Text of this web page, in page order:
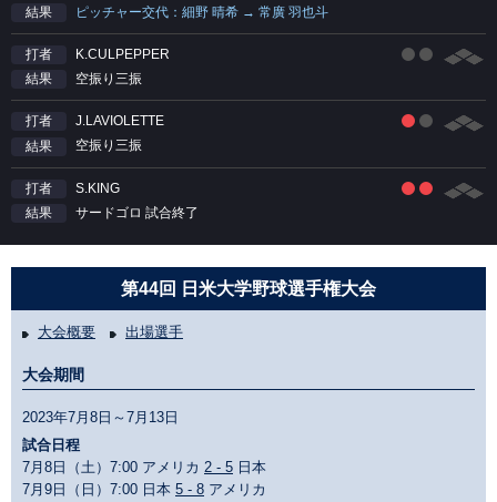
結果
ピッチャー交代：細野 晴希 → 常廣 羽也斗
打者
K.CULPEPPER
結果
空振り三振
打者
J.LAVIOLETTE
結果
空振り三振
打者
S.KING
結果
サードゴロ 試合終了
第44回 日米大学野球選手権大会
大会概要 出場選手
大会期間
2023年7月8日～7月13日
試合日程
7月8日（土）7:00 アメリカ 2 - 5 日本
7月9日（日）7:00 日本 5 - 8 アメリカ